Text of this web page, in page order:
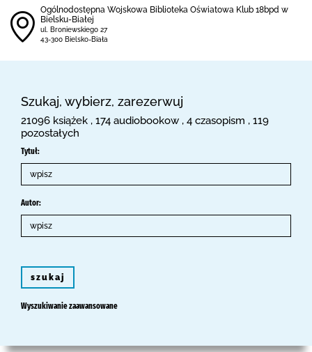
Ogólnodostępna Wojskowa Biblioteka Oświatowa Klub 18bpd w
Bielsku-Białej
ul. Broniewskiego 27
43-300 Bielsko-Biała
Szukaj, wybierz, zarezerwuj
21096 książek , 174 audiobookow , 4 czasopism , 119
pozostałych
Tytuł:
Autor:
szukaj
Wyszukiwanie zaawansowane